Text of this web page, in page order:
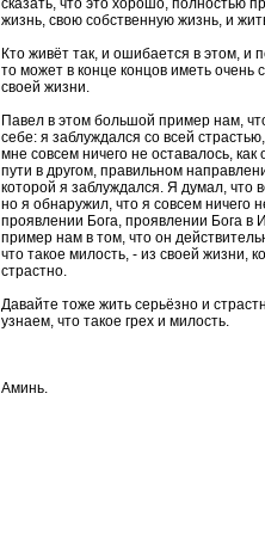
сказать, что это хорошо, полностью
жизнь, свою собственную жизнь, и
Кто живёт так, и ошибается в этом, и
то может в конце концов иметь очень
своей жизни.
Павел в этом большой пример нам,
себе: я заблуждался со всей
мне совсем ничего не оставалось,
пути в другом, правильном
которой я заблуждался. Я думал, что
но я обнаружил, что я совсем ничего
проявлении Бога, проявлении Бога в
пример нам в том, что он
что такое милость, - из своей жизни,
страстно.
Давайте тоже жить серьёзно и
узнаем, что такое грех и милость.
Аминь.